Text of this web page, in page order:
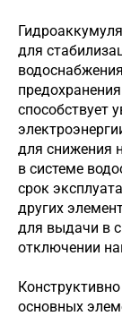
для
способствует
для снижения
в системе
срок
других
для выдачи в
отключении
основных